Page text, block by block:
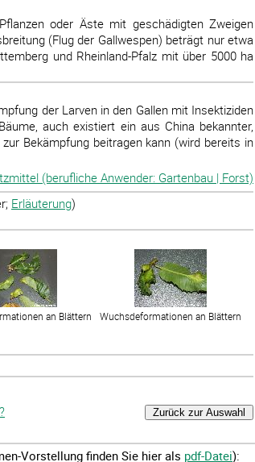
oder Äste mit geschädigten Zweigen
(Flug der Gallwespen) beträgt nur etwa
und Rheinland-Pfalz mit über 5000 ha
der Larven in den Gallen mit Insektiziden
auch existiert ein aus China bekannter,
Bekämpfung beitragen kann (wird bereits in
(berufliche Anwender: Gartenbau | Forst)
Erläuterung)
an Blättern Wuchsdeformationen an Blättern
Vorstellung finden Sie hier als pdf-Datei):